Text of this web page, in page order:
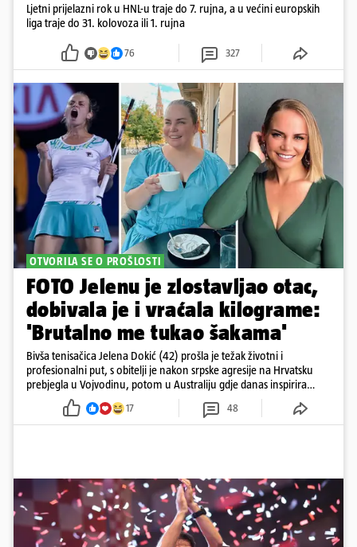
Ljetni prijelazni rok u HNL-u traje do 7. rujna, a u većini europskih
liga traje do 31. kolovoza ili 1. rujna
76 327
OTVORILA SE O PROŠLOSTI
FOTO Jelenu je zlostavljao otac,
dobivala je i vraćala kilograme:
'Brutalno me tukao šakama'
Bivša tenisačica Jelena Dokić (42) prošla je težak životni i
profesionalni put, s obitelji je nakon srpske agresije na Hrvatsku
prebjegla u Vojvodinu, potom u Australiju gdje danas inspirira
17 48